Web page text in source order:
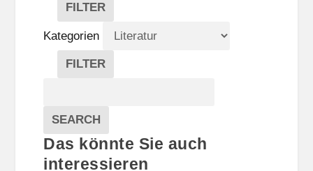
FILTER
V
E
R
A
A
L
T
U
Kategorien
FILTER
E
G
O
R
Veranstaltungen
SEARCH
Das könnte Sie auch
interessieren